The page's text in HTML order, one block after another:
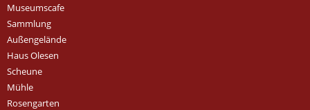
Museumscafe
Sammlung
Außengelände
Haus Olesen
Scheune
Mühle
Rosengarten